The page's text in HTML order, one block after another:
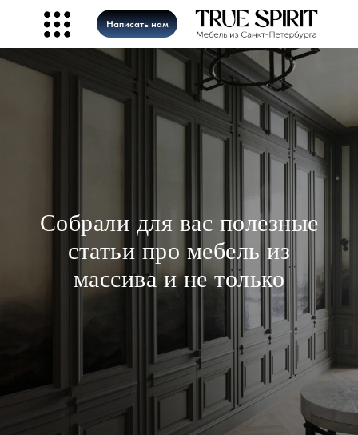
Написать нам
Собрали для вас полезные
статьи про мебель из
массива и не только